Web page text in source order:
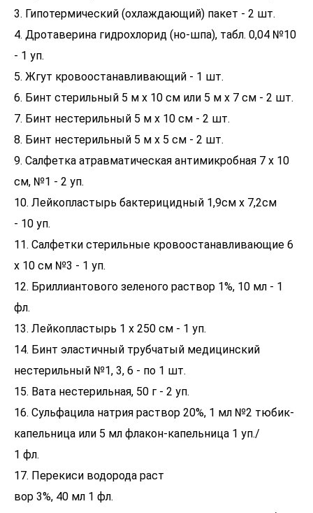
3. Гипотермический (охлаждающий) пакет - 2 шт.
4. Дротаверина гидрохлорид (но-шпа), табл. 0,04 №10
- 1 уп.
5. Жгут кровоостанавливающий - 1 шт.
6. Бинт стерильный 5 м х 10 см или 5 м х 7 см - 2 шт.
7. Бинт нестерильный 5 м х 10 см - 2 шт.
8. Бинт нестерильный 5 м х 5 см - 2 шт.
9. Салфетка атравматическая антимикробная 7 х 10
см, №1 - 2 уп.
10. Лейкопластырь бактерицидный 1,9см x 7,2см
- 10 уп.
11. Салфетки стерильные кровоостанавливающие 6
х 10 см №3 - 1 уп.
12. Бриллиантового зеленого раствор 1%, 10 мл - 1
фл.
13. Лейкопластырь 1 х 250 см - 1 уп.
14. Бинт эластичный трубчатый медицинский
нестерильный №1, 3, 6 - по 1 шт.
15. Вата нестерильная, 50 г - 2 уп.
16. Сульфацила натрия раствор 20%, 1 мл №2 тюбик-
капельница или 5 мл флакон-капельница 1 уп./
1 фл.
17. Перекиси водорода раст
вор 3%, 40 мл 1 фл.